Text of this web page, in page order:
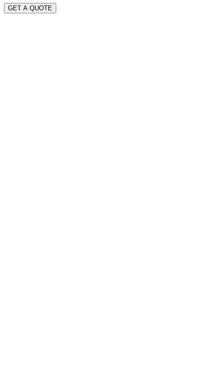
GET A QUOTE